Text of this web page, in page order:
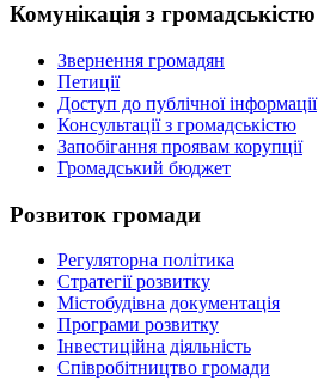
Комунікація з громадськістю
Звернення громадян
Петиції
Доступ до публічної інформації
Консультації з громадськістю
Запобігання проявам корупції
Громадський бюджет
Розвиток громади
Регуляторна політика
Стратегії розвитку
Містобудівна документація
Програми розвитку
Інвестиційна діяльність
Співробітництво громади